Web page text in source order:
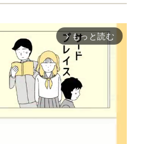
arrow_forward_ios もっと読む